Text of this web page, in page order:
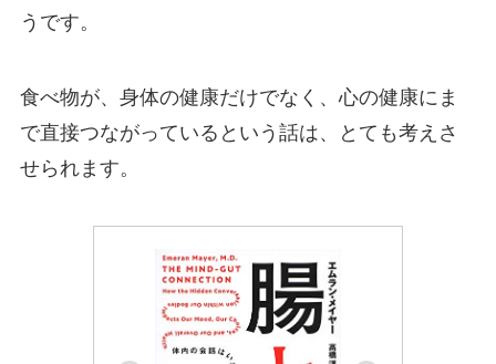
うです。
食べ物が、身体の健康だけでなく、心の健康にま
で直接つながっているという話は、とても考えさ
せられます。